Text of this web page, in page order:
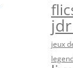
jeux